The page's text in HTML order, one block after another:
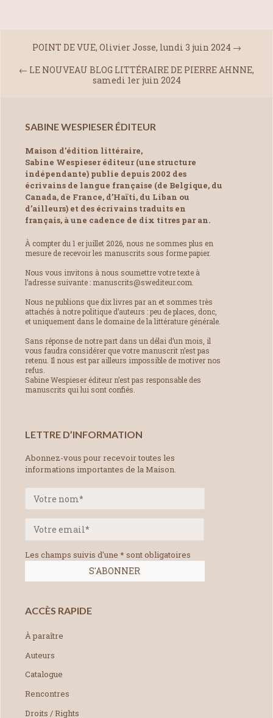
POINT DE VUE, Olivier Josse, lundi 3 juin 2024 →
← LE NOUVEAU BLOG LITTÉRAIRE DE PIERRE AHNNE,
samedi 1er juin 2024
SABINE WESPIESER ÉDITEUR
Maison d’édition littéraire,
Sabine Wespieser éditeur (une structure
indépendante) publie depuis 2002 des
écrivains de langue française (de Belgique, du
Canada, de France, d’Haïti, du Liban ou
d’ailleurs) et des écrivains traduits en
français, à une cadence de dix titres par an.
À compter du 1 er juillet 2026, nous ne sommes plus en
mesure de recevoir les manuscrits sous forme papier.
Nous vous invitons à nous soumettre votre texte à
l’adresse suivante : manuscrits@swediteur.com.
Nous ne publions que dix livres par an et sommes très
attachés à notre politique d’auteurs : peu de places, donc,
et uniquement dans le domaine de la littérature générale.
Sans réponse de notre part dans un délai d’un mois, il
vous faudra considérer que votre manuscrit n’est pas
retenu. Il nous est par ailleurs impossible de motiver nos
refus.
Sabine Wespieser éditeur n’est pas responsable des
manuscrits qui lui sont confiés.
LETTRE D’INFORMATION
Abonnez-vous pour recevoir toutes les
informations importantes de la Maison.
Les champs suivis d'une * sont obligatoires
ACCÈS RAPIDE
À paraître
Auteurs
Catalogue
Rencontres
Droits / Rights